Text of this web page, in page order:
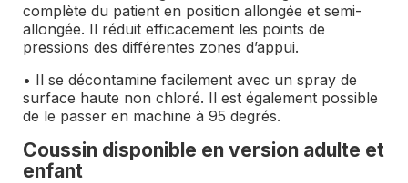
complète du patient en position allongée et semi-
allongée. Il réduit efficacement les points de
pressions des différentes zones d’appui.
• Il se décontamine facilement avec un spray de
surface haute non chloré. Il est également possible
de le passer en machine à 95 degrés.
Coussin disponible en version adulte et
enfant